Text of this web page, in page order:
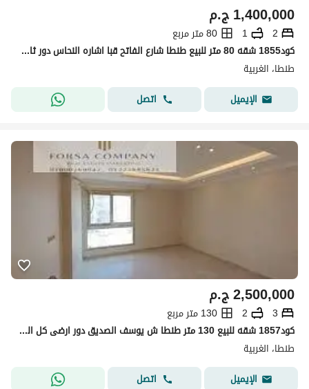
ج.م1,400,000
2
1
80 متر مربع
كود1855 شقه 80 متر للبيع طنطا شارع الفاتح قبا اشاره النحاس دور ثانى سوبر لوكس مبانى ثمانينات
طنطا، الغربية
الإيميل
اتصل
ج.م2,500,000
3
2
130 متر مربع
كود1857 شقه للبيع 130 متر طنطا ش يوسف الصديق دور ارضى كل الغرف على الشارع مانى ثمانينات
طنطا، الغربية
الإيميل
اتصل